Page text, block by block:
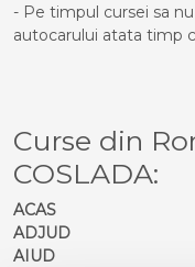
- Pe timpul cursei sa
autocarului atata timp
Curse din
COSLADA:
ACAS
ADJUD
AIUD